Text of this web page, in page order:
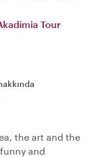
Tour
the art and the
and